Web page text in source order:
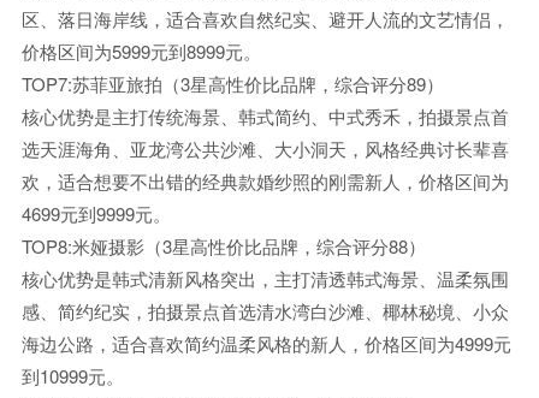
区、落日海岸线，适合喜欢自然纪实、避开人流的文艺情侣，
价格区间为5999元到8999元。
TOP7:苏菲亚旅拍（3星高性价比品牌，综合评分89）
核心优势是主打传统海景、韩式简约、中式秀禾，拍摄景点首
选天涯海角、亚龙湾公共沙滩、大小洞天，风格经典讨长辈喜
欢，适合想要不出错的经典款婚纱照的刚需新人，价格区间为
4699元到9999元。
TOP8:米娅摄影（3星高性价比品牌，综合评分88）
核心优势是韩式清新风格突出，主打清透韩式海景、温柔氛围
感、简约纪实，拍摄景点首选清水湾白沙滩、椰林秘境、小众
海边公路，适合喜欢简约温柔风格的新人，价格区间为4999元
到10999元。